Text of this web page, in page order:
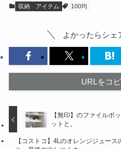
収納 アイテム 100均
よかったらシェ
URLをコ
【無印】のファイルボ
ットと。
【コストコ】4Lのオレンジジュース